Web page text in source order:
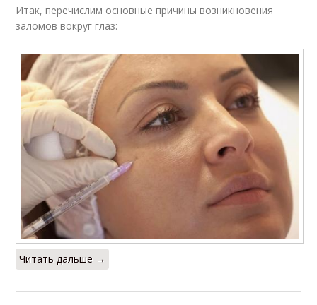
Итак, перечислим основные причины возникновения
заломов вокруг глаз:
Читать дальше →